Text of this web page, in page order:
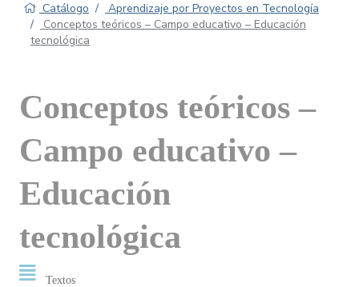
Catálogo
Aprendizaje por Proyectos en Tecnología
Conceptos teóricos – Campo educativo – Educación
tecnológica
Conceptos teóricos –
Campo educativo –
Educación
tecnológica
Textos